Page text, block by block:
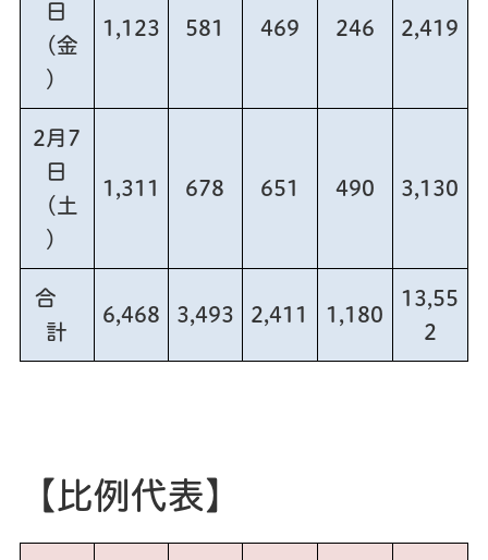
日
（金
）
1,123 581 469 246 2,419
2月7
日
（土
）
1,311 678 651 490 3,130
合
計
6,468 3,493 2,411 1,180
13,55
2
【比例代表】